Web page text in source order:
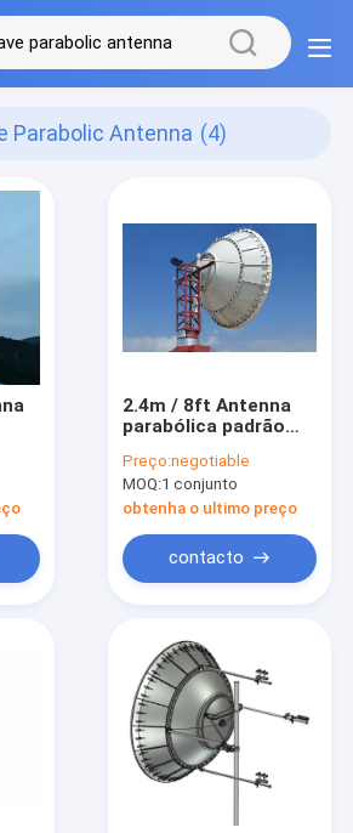
Parabolic Antenna (4)
2.4m / 8ft Antenna
parabólica padrão
microondas
Preço:negotiable
MOQ:1 conjunto
obtenha o ultimo preço
contacto